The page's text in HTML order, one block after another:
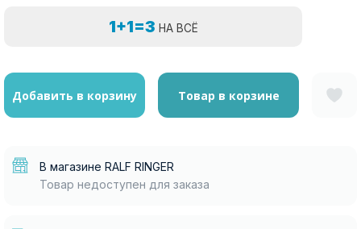
1+1=3 НА ВСЁ
Добавить в корзину Товар в корзине
В магазине RALF RINGER
Товар недоступен для заказа